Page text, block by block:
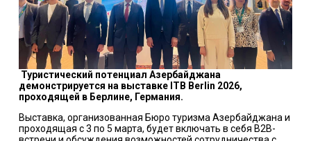
Туристический потенциал Азербайджана
демонстрируется на выставке ITB Berlin 2026,
проходящей в Берлине, Германия.
Выставка, организованная Бюро туризма Азербайджана и
проходящая с 3 по 5 марта, будет включать в себя B2B-